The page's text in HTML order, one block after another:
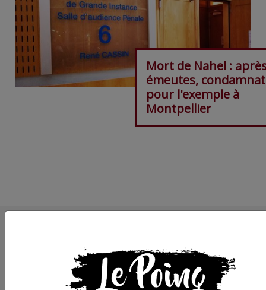
Mort de Nahel :
émeutes,
pour l'exemple à
Montpellier